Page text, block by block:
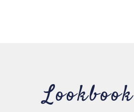
Lookbook